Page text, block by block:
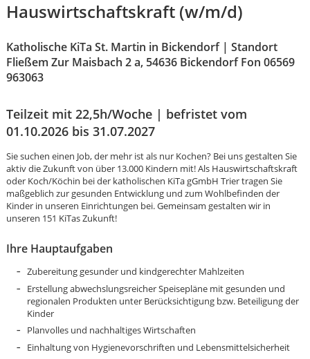
Hauswirtschaftskraft (w/m/d)
Katholische KiTa St. Martin in Bickendorf | Standort
Fließem Zur Maisbach 2 a, 54636 Bickendorf Fon 06569
963063
Teilzeit mit 22,5h/Woche | befristet vom
01.10.2026 bis 31.07.2027
Sie suchen einen Job, der mehr ist als nur Kochen? Bei uns gestalten Sie
aktiv die Zukunft von über 13.000 Kindern mit! Als Hauswirtschaftskraft
oder Koch/Köchin bei der katholischen KiTa gGmbH Trier tragen Sie
maßgeblich zur gesunden Entwicklung und zum Wohlbefinden der
Kinder in unseren Einrichtungen bei. Gemeinsam gestalten wir in
unseren 151 KiTas Zukunft!
Ihre Hauptaufgaben
Zubereitung gesunder und kindgerechter Mahlzeiten
Erstellung abwechslungsreicher Speisepläne mit gesunden und
regionalen Produkten unter Berücksichtigung bzw. Beteiligung der
Kinder
Planvolles und nachhaltiges Wirtschaften
Einhaltung von Hygienevorschriften und Lebensmittelsicherheit